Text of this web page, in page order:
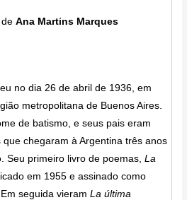
deAna Martins Marques
no dia 26 de abril de 1936, em
metropolitana de Buenos Aires.
de batismo, e seus pais eram
chegaram à Argentina três anos
Seu primeiro livro de poemas, La
em 1955 e assinado como
seguida vieramLa última